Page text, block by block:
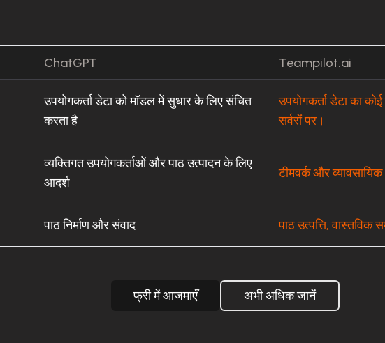
ChatGPT Teampilot.ai
उपयोगकर्ता डेटा को मॉडल में सुधार के लिए संचित
करता है
उपयोगकर्ता डेटा का
सर्वरों पर।
व्यक्तिगत उपयोगकर्ताओं और पाठ उत्पादन के लिए
आदर्श
टीमवर्क और
पाठ निर्माण और संवाद पाठ उत्पत्ति,
फ्री में आजमाएँ अभी अधिक जानें